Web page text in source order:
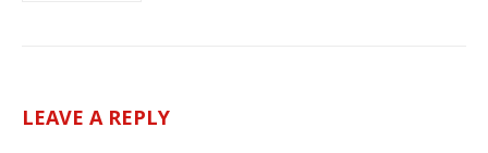
LEAVE A REPLY